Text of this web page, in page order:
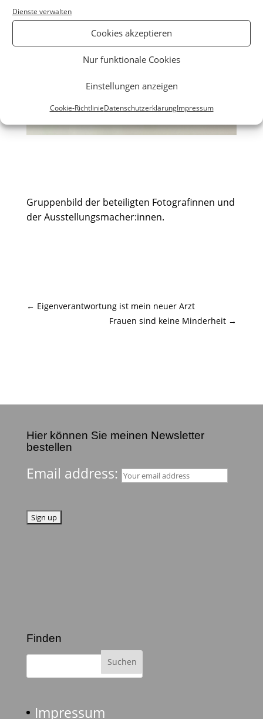
Dienste verwalten
Cookies akzeptieren
Nur funktionale Cookies
Einstellungen anzeigen
Cookie-RichtlinieDatenschutzerklärungImpressum
Gruppenbild der beteiligten Fotografinnen und
der Ausstellungsmacher:innen.
← Eigenverantwortung ist mein neuer Arzt
Frauen sind keine Minderheit →
Hier können Sie meinen Newsletter
bestellen
Email address:
Finden
Impressum